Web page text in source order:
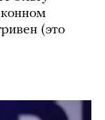
(это